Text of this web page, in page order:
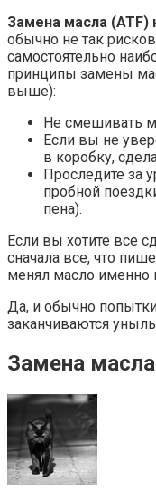
Замена масла (ATF)
обычно не так
самостоятельно
принципы замены
выше):
Не смешивать
Если вы не
в коробку,
Проследите за
пробной
пена).
Если вы хотите все
сначала все, что
менял масло
Да, и обычно
заканчиваются
Замена